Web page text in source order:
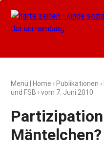
Menü Home › Publikationen ›
und FSB › vom 7. Juni 2010
Mäntelchen?